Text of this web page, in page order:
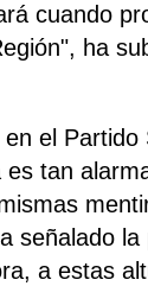
cuando
ha
el Partido
es tan
señalado
a estas